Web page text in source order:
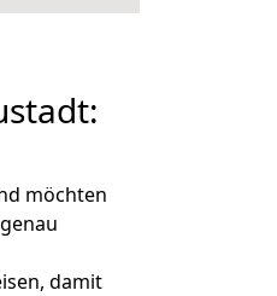
möchten
damit